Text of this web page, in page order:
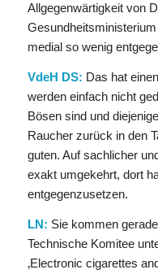
Allgegenwärtigkeit von
medial so wenig
VdeH DS: Das hat
werden einfach nicht
Bösen sind und
Raucher zurück in den
guten. Auf sachlicher
exakt umgekehrt, dort
entgegenzusetzen.
LN: Sie kommen
Technische Komitee
‚Electronic cigarettes